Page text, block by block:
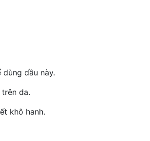
dầu này.
da.
khô hanh.